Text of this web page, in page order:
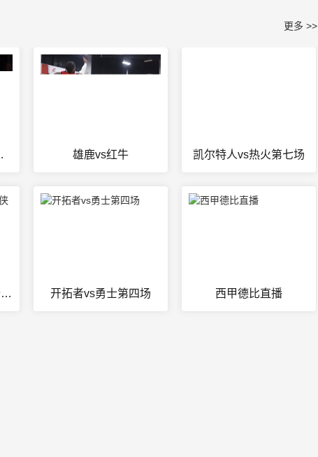
更多 >>
录像 雄鹿vs红牛 凯尔特人vs热火第七场
nba季后赛快船vs独行侠回放 开拓者vs勇士第四场 西甲德比直播